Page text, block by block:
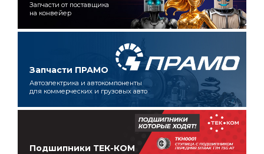
Запчасти от поставщика
на конвейер
Запчасти ПРАМО
Автоэлектрика и автокомпоненты
для коммерческих и грузовых авто
Подшипники ТЕК-КОМ